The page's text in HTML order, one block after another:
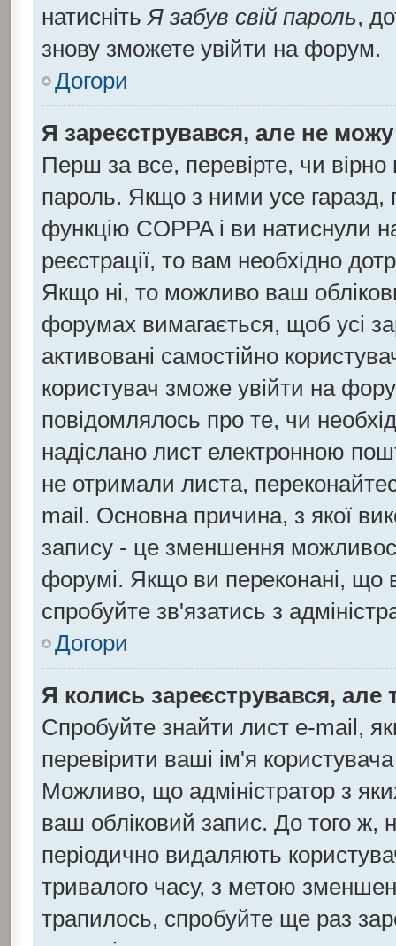
натиснітьЯ забув свій пароль,
знову зможете увійти на форум.
Догори
Я зареєструвався, але не
Перш за все, перевірте, чи
пароль. Якщо з ними усе
функцію COPPA і ви натиснули
реєстрації, то вам необхідно
Якщо ні, то можливо ваш
форумах вимагається, щоб усі
активовані самостійно
користувач зможе увійти на
повідомлялось про те, чи
надіслано лист електронною
не отримали листа,
mail. Основна причина, з якої
запису - це зменшення
форумі. Якщо ви переконані, що
спробуйте зв'язатись з
Догори
Я колись зареєструвався,
Спробуйте знайти лист e-mail,
перевірити ваші ім'я
Можливо, що адміністратор з
ваш обліковий запис. До того ж,
періодично видаляють
тривалого часу, з метою
трапилось, спробуйте ще раз